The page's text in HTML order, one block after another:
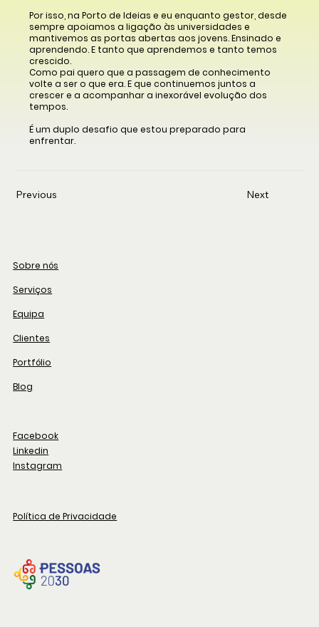
Por isso, na Porto de Ideias e eu enquanto gestor, desde
sempre apoiamos a ligação às universidades e
mantivemos as portas abertas aos jovens. Ensinado e
aprendendo. E tanto que aprendemos e tanto temos
crescido.
Como pai quero que a passagem de conhecimento
volte a ser o que era. E que continuemos juntos a
crescer e a acompanhar a inexorável evolução dos
tempos.
É um duplo desafio que estou preparado para
enfrentar.
Previous Next
Sobre nós
Serviços
Equipa
Clientes
Portfólio
Blog
Facebook
Linkedin
Instagram
Política de Privacidade